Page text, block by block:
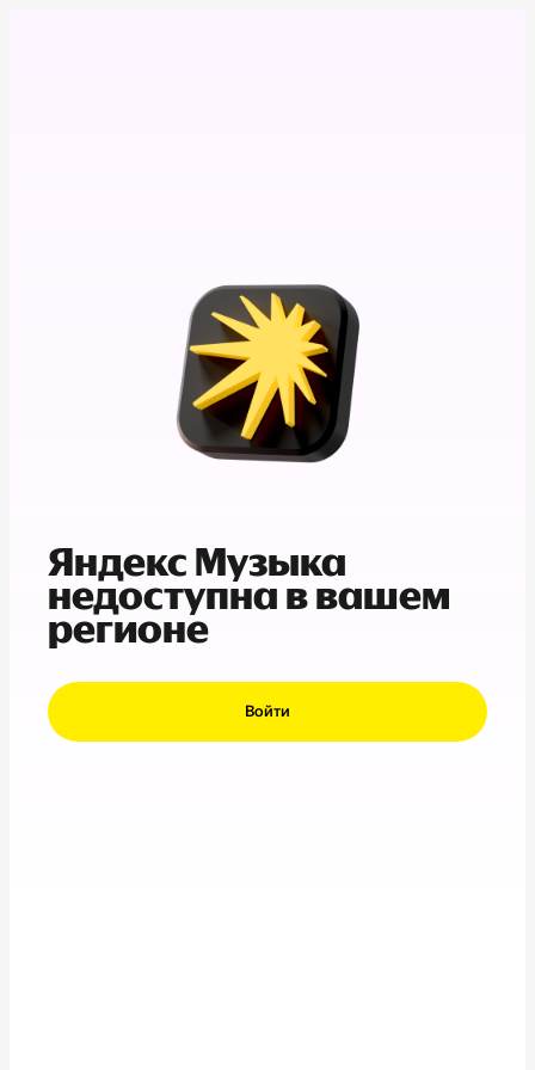
Яндекс Музыка
недоступна в вашем
регионе
Войти